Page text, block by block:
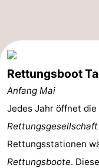
Rettungsboot
Anfang Mai
Jedes Jahr öffnet die
Rettungsgesellschaft
Rettungsstationen
Rettungsboote.